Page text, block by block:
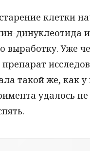
клетки
динуклеотида
Уже
такой же, как
удалось